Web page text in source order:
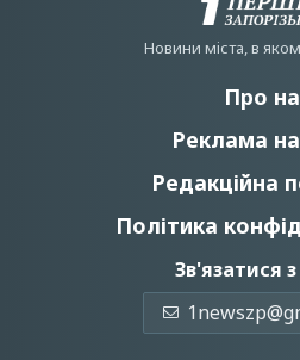
Новини мiста, в
Про
Реклама на
Редакційна
Політика
Зв'язатися